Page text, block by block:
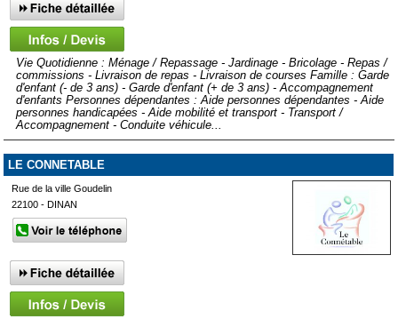
Vie Quotidienne : Ménage / Repassage - Jardinage - Bricolage - Repas /
commissions - Livraison de repas - Livraison de courses Famille : Garde
d'enfant (- de 3 ans) - Garde d'enfant (+ de 3 ans) - Accompagnement
d'enfants Personnes dépendantes : Aide personnes dépendantes - Aide
personnes handicapées - Aide mobilité et transport - Transport /
Accompagnement - Conduite véhicule...
LE CONNETABLE
Rue de la ville Goudelin
22100 - DINAN